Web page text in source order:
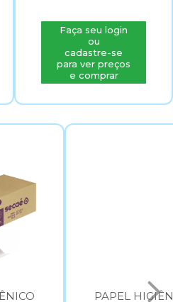
Faça seu login
ou
cadastre-se
para ver preços
e comprar
PAPEL HIGIÊNICO